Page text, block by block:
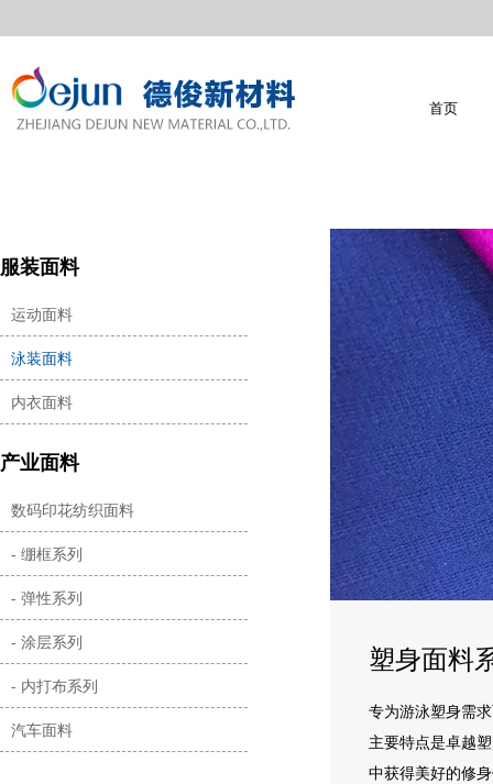
首页
服装面料
运动面料
泳装面料
内衣面料
产业面料
数码印花纺织面料
- 绷框系列
- 弹性系列
- 涂层系列
- 内打布系列
汽车面料
塑身面料
专为游泳塑身需
主要特点是卓越
中获得美好的修